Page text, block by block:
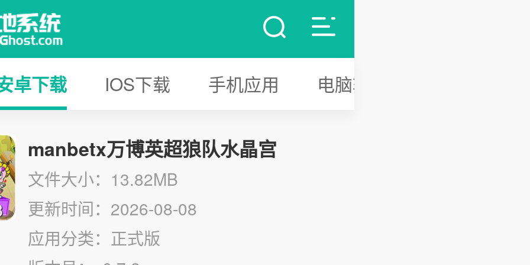
卓下载 IOS下载 手机应用 电脑软件
manbetx万博英超狼队水晶宫
文件大小：13.82MB
更新时间：2026-08-08
应用分类：正式版